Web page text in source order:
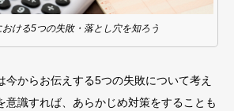
おける5つの失敗・落とし穴を知ろう
今からお伝えする5つの失敗について考え
意識すれば、あらかじめ対策をすることも